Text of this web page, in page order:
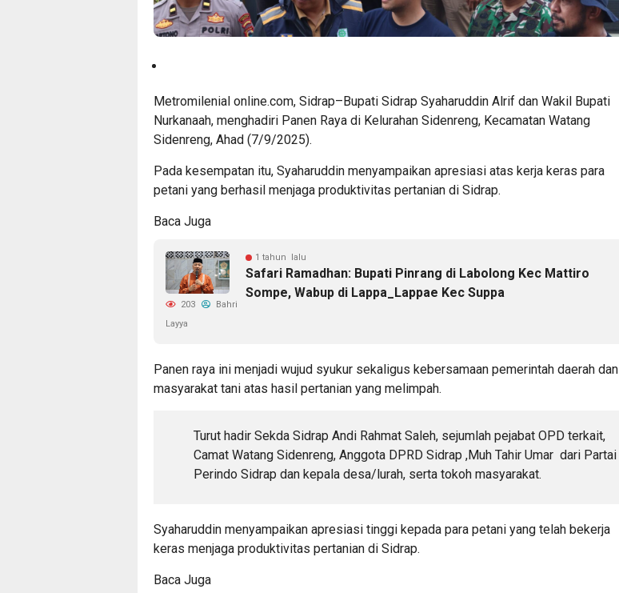
Metromilenial online.com, Sidrap–Bupati Sidrap Syaharuddin Alrif dan Wakil Bupati
Nurkanaah, menghadiri Panen Raya di Kelurahan Sidenreng, Kecamatan Watang
Sidenreng, Ahad (7/9/2025).
Pada kesempatan itu, Syaharuddin menyampaikan apresiasi atas kerja keras para
petani yang berhasil menjaga produktivitas pertanian di Sidrap.
Baca Juga
1 tahun lalu
Safari Ramadhan: Bupati Pinrang di Labolong Kec Mattiro
Sompe, Wabup di Lappa_Lappae Kec Suppa
203
Bahri
Layya
Panen raya ini menjadi wujud syukur sekaligus kebersamaan pemerintah daerah dan
masyarakat tani atas hasil pertanian yang melimpah.
Turut hadir Sekda Sidrap Andi Rahmat Saleh, sejumlah pejabat OPD terkait,
Camat Watang Sidenreng, Anggota DPRD Sidrap ,Muh Tahir Umar dari Partai
Perindo Sidrap dan kepala desa/lurah, serta tokoh masyarakat.
Syaharuddin menyampaikan apresiasi tinggi kepada para petani yang telah bekerja
keras menjaga produktivitas pertanian di Sidrap.
Baca Juga